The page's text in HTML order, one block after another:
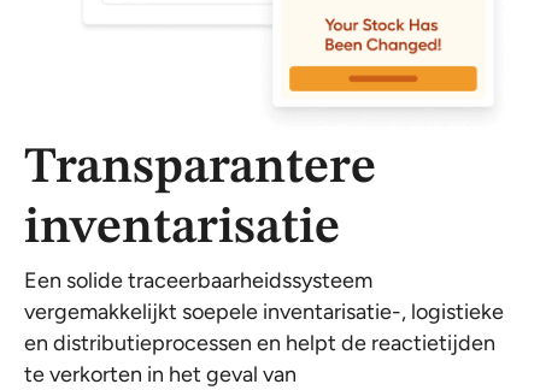
Transparantere
inventarisatie
Een solide traceerbaarheidssysteem
vergemakkelijkt soepele inventarisatie-, logistieke
en distributieprocessen en helpt de reactietijden
te verkorten in het geval van